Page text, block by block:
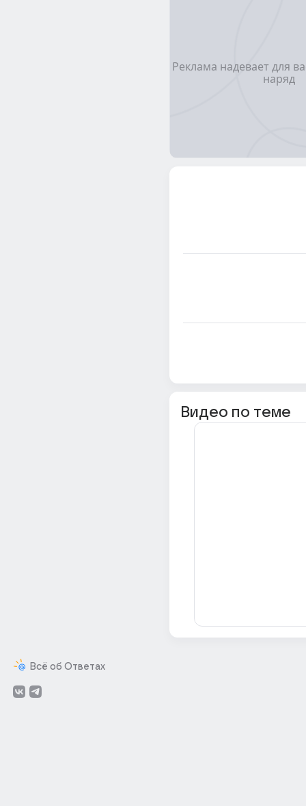
Всё об Ответах
Видео по теме